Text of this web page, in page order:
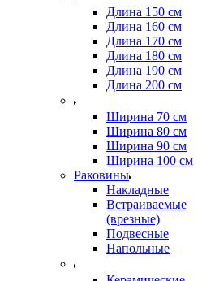
Длина 150 см
Длина 160 см
Длина 170 см
Длина 180 см
Длина 190 см
Длина 200 см
Ширина 70 см
Ширина 80 см
Ширина 90 см
Ширина 100 см
Раковины
Накладные
Встраиваемые
(врезные)
Подвесные
Напольные